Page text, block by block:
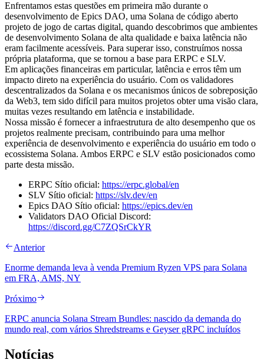
Enfrentamos estas questões em primeira mão durante o
desenvolvimento de Epics DAO, uma Solana de código aberto
projeto de jogo de cartas digital, quando descobrimos que ambientes
de desenvolvimento Solana de alta qualidade e baixa latência não
eram facilmente acessíveis. Para superar isso, construímos nossa
própria plataforma, que se tornou a base para ERPC e SLV.
Em aplicações financeiras em particular, latência e erros têm um
impacto direto na experiência do usuário. Com os validadores
descentralizados da Solana e os mecanismos únicos de sobreposição
da Web3, tem sido difícil para muitos projetos obter uma visão clara,
muitas vezes resultando em latência e instabilidade.
Nossa missão é fornecer a infraestrutura de alto desempenho que os
projetos realmente precisam, contribuindo para uma melhor
experiência de desenvolvimento e experiência do usuário em todo o
ecossistema Solana. Ambos ERPC e SLV estão posicionados como
parte desta missão.
ERPC Sítio oficial: https://erpc.global/en
SLV Sítio oficial: https://slv.dev/en
Epics DAO Sítio oficial: https://epics.dev/en
Validators DAO Oficial Discord:
https://discord.gg/C7ZQSrCkYR
Anterior
Enorme demanda leva à venda Premium Ryzen VPS para Solana
em FRA, AMS, NY
Próximo
ERPC anuncia Solana Stream Bundles: nascido da demanda do
mundo real, com vários Shredstreams e Geyser gRPC incluídos
Notícias